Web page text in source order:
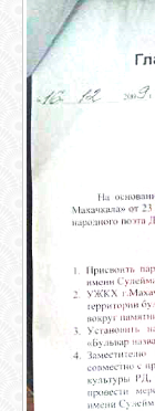
ОБЪЯВЛЕНИЯ
ВОПРОСЫ /
ОТВЕТЫ
ВХОД